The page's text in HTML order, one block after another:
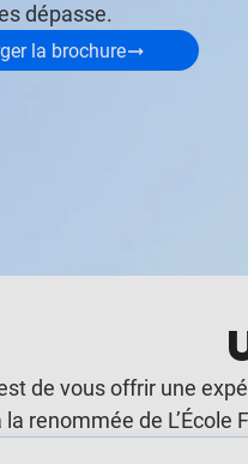
dépasse.
la brochure
de vous offrir une
renommée de L’École